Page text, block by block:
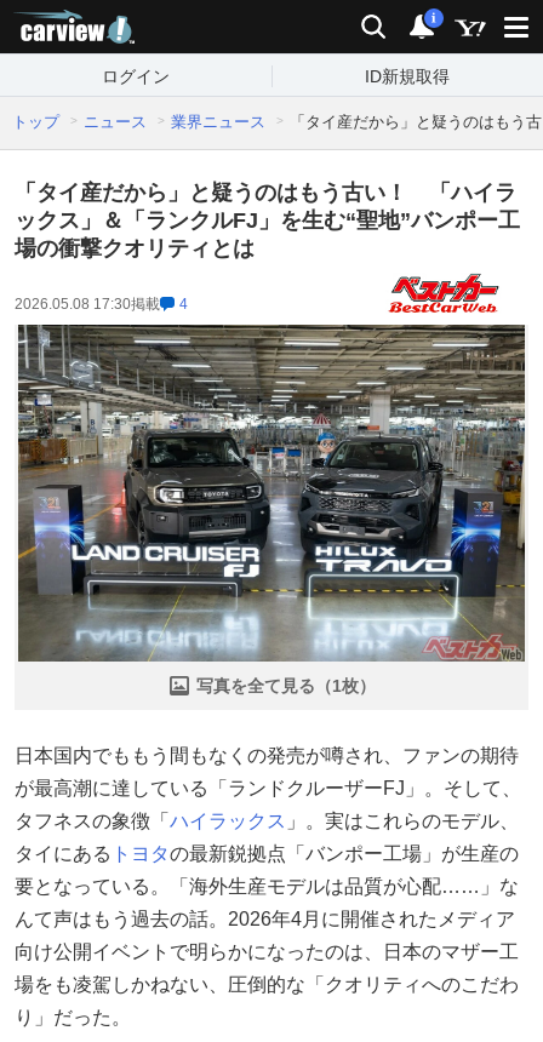
検索 通知
i
ログイン ID新規取得
トップ ニュース 業界ニュース 「タイ産だから」と疑うのはもう
「タイ産だから」と疑うのはもう古い！ 「ハイラ
ックス」＆「ランクルFJ」を生む“聖地”バンポー工
場の衝撃クオリティとは
2026.05.08 17:30掲載 4
写真を全て見る（1枚）
日本国内でももう間もなくの発売が噂され、ファンの期待
が最高潮に達している「ランドクルーザーFJ」。そして、
タフネスの象徴「 ハイラックス 」。実はこれらのモデル、
タイにある トヨタの最新鋭拠点「バンポー工場」が生産の
要となっている。「海外生産モデルは品質が心配……」な
んて声はもう過去の話。2026年4月に開催されたメディア
向け公開イベントで明らかになったのは、日本のマザー工
場をも凌駕しかねない、圧倒的な「クオリティへのこだわ
り」だった。